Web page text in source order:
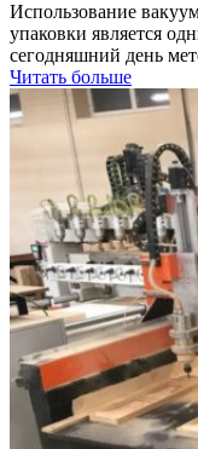
Использование
упаковки является
сегодняшний день
Читать больше